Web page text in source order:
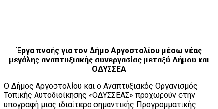
Έργα πνοής για τον Δήμο Αργοστολίου μέσω νέας
μεγάλης αναπτυξιακής συνεργασίας μεταξύ Δήμου και
ΟΔΥΣΣΕΑ
Ο Δήμος Αργοστολίου και ο Αναπτυξιακός Οργανισμός
Τοπικής Αυτοδιοίκησης «ΟΔΥΣΣΕΑΣ» προχωρούν στην
υπογραφή μιας ιδιαίτερα σημαντικής Προγραμματικής